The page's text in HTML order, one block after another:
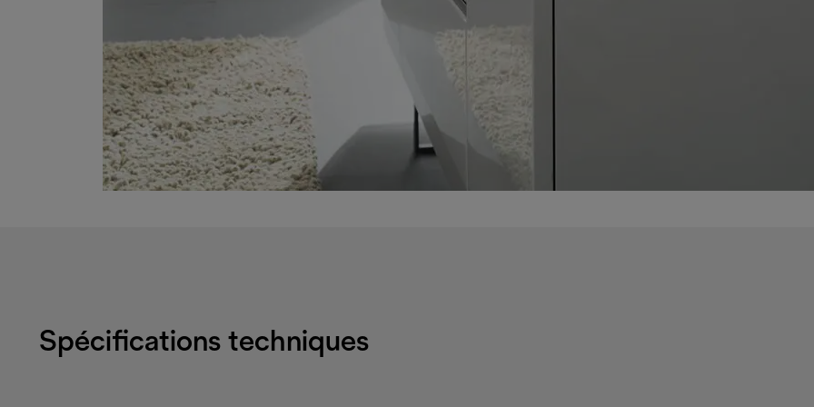
Spécifications techniques